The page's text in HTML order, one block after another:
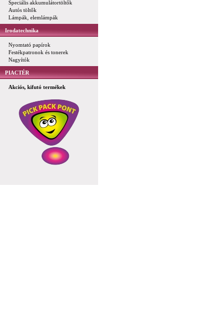
Speciális akkumulátortöltők
Autós töltők
Lámpák, elemlámpák
Irodatechnika
Nyomtató papírok
Festékpatronok és tonerek
Nagyítók
PIACTÉR
Akciós, kifutó termékek